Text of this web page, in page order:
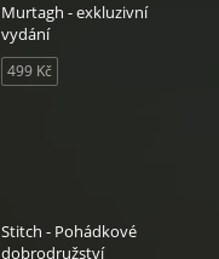
Murtagh - exkluzivní
vydání
499 Kč
Stitch - Pohádkové
dobrodružství